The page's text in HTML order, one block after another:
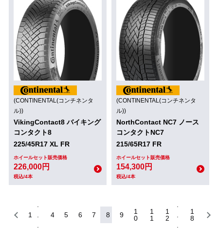
(CONTINENTAL(コンチネンタ
ル))
VikingContact8 バイキング
コンタクト8
225/45R17 XL FR
ホイールセット販売価格
226,000円
税込/4本
(CONTINENTAL(コンチネンタ
ル))
NorthContact NC7 ノース
コンタクトNC7
215/65R17 FR
ホイールセット販売価格
154,300円
税込/4本
1 4 5 6 7 8 9
1
0
1
1
1
2
1
8